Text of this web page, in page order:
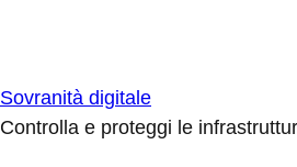
Sovranità digitale
Controlla e proteggi le